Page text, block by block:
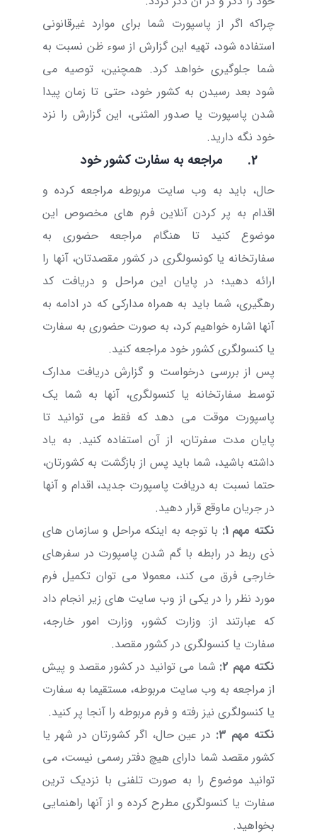
چراکه اگر از پاسپورت شما برای موارد غیرقانونی
استفاده شود، تهیه این گزارش از سوء ظن نسبت به
شما جلوگیری خواهد کرد. همچنین، توصیه می
شود بعد رسیدن به کشور خود، حتی تا زمان پیدا
شدن پاسپورت یا صدور المثنی، این گزارش را نزد
خود نگه دارید.
2. مراجعه به سفارت کشور خود
حال، باید به وب سایت مربوطه مراجعه کرده و
اقدام به پر کردن آنلاین فرم های مخصوص این
موضوع کنید تا هنگام مراجعه حضوری به
سفارتخانه یا کونسولگری در کشور مقصدتان، آنها را
ارائه دهید؛ در پایان این مراحل و دریافت کد
رهگیری، شما باید به همراه مدارکی که در ادامه به
آنها اشاره خواهیم کرد، به صورت حضوری به سفارت
یا کنسولگری کشور خود مراجعه کنید.
پس از بررسی درخواست و گزارش دریافت مدارک
توسط سفارتخانه یا کنسولگری، آنها به شما یک
پاسپورت موقت می دهد که فقط می توانید تا
پایان مدت سفرتان، از آن استفاده کنید. به یاد
داشته باشید، شما باید پس از بازگشت به کشورتان،
حتما نسبت به دریافت پاسپورت جدید، اقدام و آنها
در جریان ماوقع قرار دهید.
نکته مهم 1:
با توجه به اینکه مراحل و سازمان های
ذی ربط در رابطه با گم شدن پاسپورت در سفرهای
خارجی فرق می کند، معمولا می توان تکمیل فرم
مورد نظر را در یکی از وب سایت های زیر انجام داد
که عبارتند از: وزارت کشور، وزارت امور خارجه،
سفارت یا کنسولگری در کشور مقصد.
نکته مهم 2:
شما می توانید در کشور مقصد و پیش
از مراجعه به وب سایت مربوطه، مستقیما به سفارت
یا کنسولگری نیز رفته و فرم مربوطه را آنجا پر کنید.
نکته مهم 3:
در عین حال، اگر کشورتان در شهر یا
کشور مقصد شما دارای هیچ دفتر رسمی نیست، می
توانید موضوع را به صورت تلفنی با نزدیک ترین
سفارت یا کنسولگری مطرح کرده و از آنها راهنمایی
بخواهید.